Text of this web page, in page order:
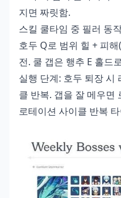
지면 짜릿함.
스킬 쿨타임 중 필러 동
호두 Q로 범위 힐 + 피
전. 쿨 갭은 행추 E 홀드
실행 단계: 호두 퇴장 시
클 반복. 갭을 잘 메우면
로테이션 사이클 반복